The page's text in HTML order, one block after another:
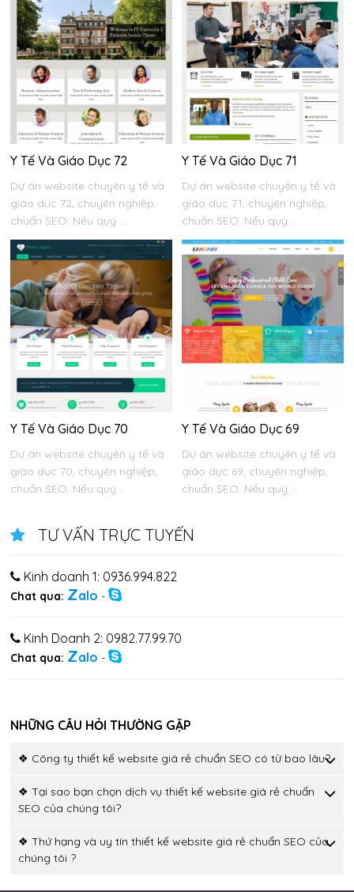
Y Tế Và Giáo Dục 72
Dự án website chuyên y tế và
giáo dục 72, chuyên nghiệp,
chuẩn SEO. Nếu quý ...
Y Tế Và Giáo Dục 71
Dự án website chuyên y tế và
giáo dục 71, chuyên nghiệp,
chuẩn SEO. Nếu quý ...
Y Tế Và Giáo Dục 70
Dự án website chuyên y tế và
giáo dục 70, chuyên nghiệp,
chuẩn SEO. Nếu quý ...
Y Tế Và Giáo Dục 69
Dự án website chuyên y tế và
giáo dục 69, chuyên nghiệp,
chuẩn SEO. Nếu quý ...
TƯ VẤN TRỰC TUYẾN
Kinh doanh 1: 0936.994.822
Chat qua: Zalo -
Kinh Doanh 2: 0982.77.99.70
Chat qua: Zalo -
NHỮNG CÂU HỎI THƯỜNG GẶP
❖ Công ty thiết kế website giá rẻ chuẩn SEO có từ bao lâu?
❖ Tại sao bạn chọn dịch vụ thiết kế website giá rẻ chuẩn
SEO của chúng tôi?
❖ Thứ hạng và uy tín thiết kế website giá rẻ chuẩn SEO của
chúng tôi ?